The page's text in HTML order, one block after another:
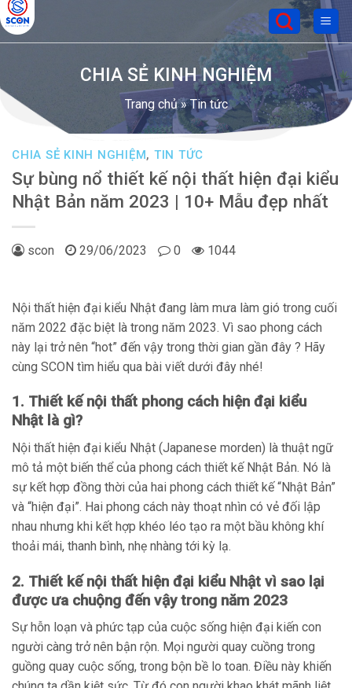
Skip
to
content
CHIA SẺ KINH NGHIỆM
Trang chủ»Tin tức
CHIA SẺ KINH NGHIỆM, TIN TỨC
Sự bùng nổ thiết kế nội thất hiện đại kiểu
Nhật Bản năm 2023 | 10+ Mẫu đẹp nhất
scon 29/06/2023 0 1044
Nội thất hiện đại kiểu Nhật đang làm mưa làm gió trong cuối
năm 2022 đặc biệt là trong năm 2023. Vì sao phong cách
này lại trở nên “hot” đến vậy trong thời gian gần đây ? Hãy
cùng SCON tìm hiểu qua bài viết dưới đây nhé!
1. Thiết kế nội thất phong cách hiện đại kiểu
Nhật là gì?
Nội thất hiện đại kiểu Nhật (Japanese morden) là thuật ngữ
mô tả một biến thể của phong cách thiết kế Nhật Bản. Nó là
sự kết hợp đồng thời của hai phong cách thiết kế “Nhật Bản”
và “hiện đại”. Hai phong cách này thoạt nhìn có vẻ đối lập
nhau nhưng khi kết hợp khéo léo tạo ra một bầu không khí
thoải mái, thanh bình, nhẹ nhàng tới kỳ lạ.
2. Thiết kế nội thất hiện đại kiểu Nhật vì sao lại
được ưa chuộng đến vậy trong năm 2023
Sự hỗn loạn và phức tạp của cuộc sống hiện đại kiến con
người càng trở nên bận rộn. Mọi người quay cuồng trong
guồng quay cuộc sống, trong bộn bề lo toan. Điều này khiến